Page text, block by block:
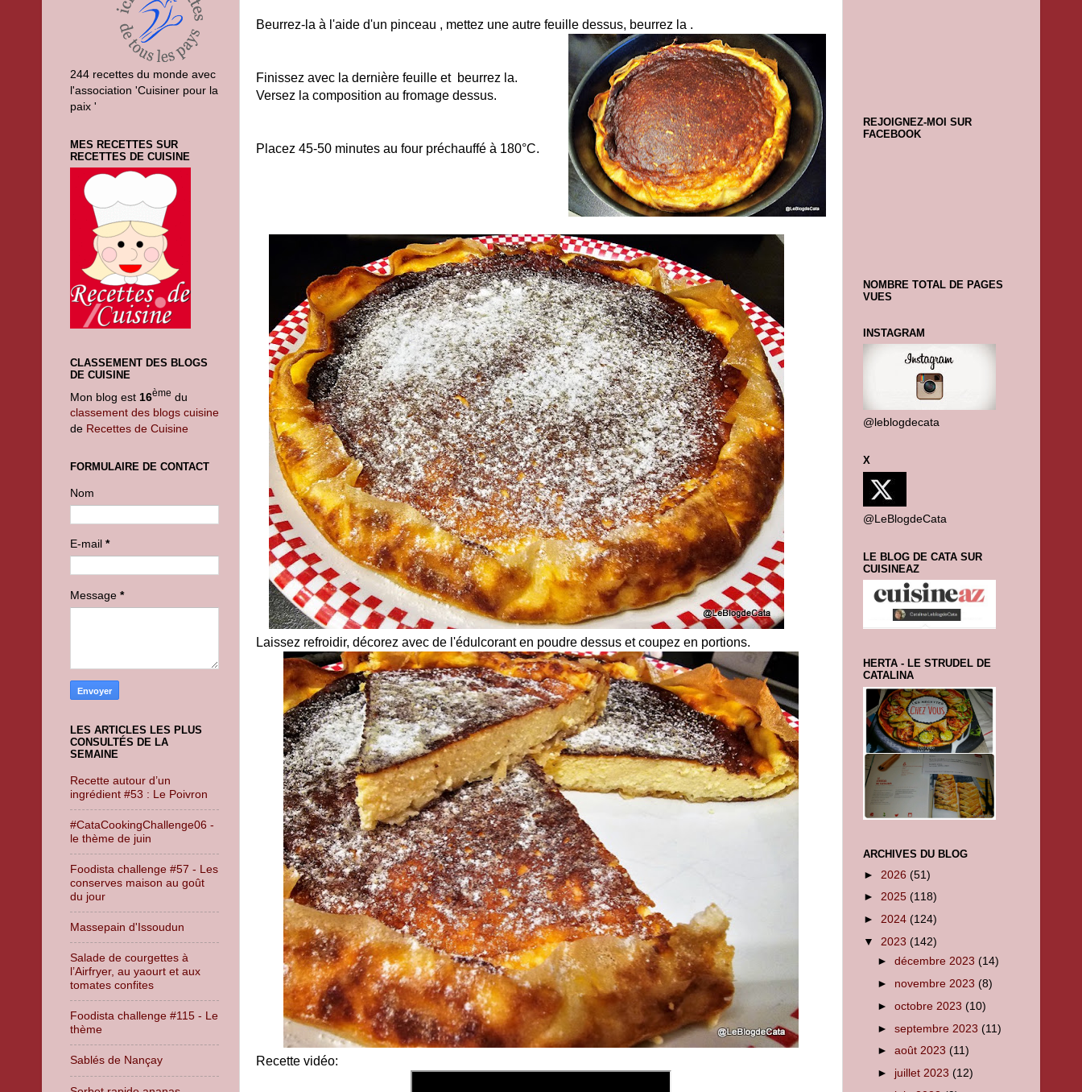
Beurrez-la à l'aide d'un pinceau , mettez une autre feuille dessus, beurrez la .
Finissez avec la dernière feuille et beurrez la.
Versez la composition au fromage dessus.
Placez 45-50 minutes au four préchauffé à 180°C.
Laissez refroidir, décorez avec de l'édulcorant en poudre dessus et coupez en portions.
Recette vidéo:
244 recettes du monde avec
l'association 'Cuisiner pour la
paix '
MES RECETTES SUR
RECETTES DE CUISINE
CLASSEMENT DES BLOGS
DE CUISINE
Mon blog est 16ème du
classement des blogs cuisine
de Recettes de Cuisine
FORMULAIRE DE CONTACT
Nom
E-mail *
Message *
LES ARTICLES LES PLUS
CONSULTÉS DE LA
SEMAINE
Recette autour d’un
ingrédient #53 : Le Poivron
#CataCookingChallenge06 -
le thème de juin
Foodista challenge #57 - Les
conserves maison au goût
du jour
Massepain d'Issoudun
Salade de courgettes à
l’Airfryer, au yaourt et aux
tomates confites
Foodista challenge #115 - Le
thème
Sablés de Nançay
REJOIGNEZ-MOI SUR
FACEBOOK
NOMBRE TOTAL DE PAGES
VUES
INSTAGRAM
@leblogdecata
X
@LeBlogdeCata
LE BLOG DE CATA SUR
CUISINEAZ
HERTA - LE STRUDEL DE
CATALINA
ARCHIVES DU BLOG
► 2026 (51)
► 2025 (118)
► 2024 (124)
▼ 2023 (142)
►décembre 2023(14)
► novembre 2023(8)
►octobre 2023(10)
►septembre 2023(11)
►août 2023(11)
► juillet 2023(12)